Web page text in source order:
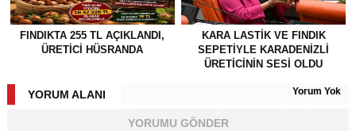
FINDIKTA 255 TL AÇIKLANDI,
ÜRETİCİ HÜSRANDA
KARA LASTİK VE FINDIK
SEPETİYLE KARADENİZLİ
ÜRETİCİNİN SESİ OLDU
YORUM ALANI Yorum Yok
YORUMU GÖNDER